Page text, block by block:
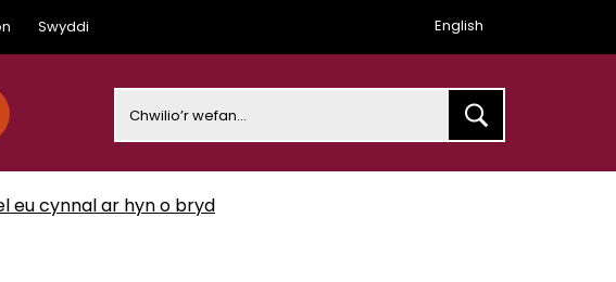
Swyddi English
eu cynnal ar hyn o bryd